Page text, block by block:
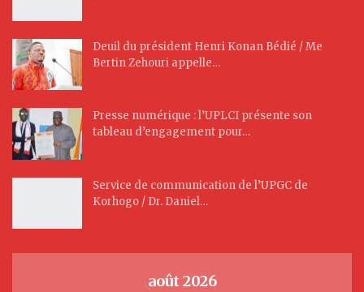
Deuil du président Henri Konan Bédié / Me
Bertin Zehouri appelle…
Presse numérique : l’UPLCI présente son
tableau d’engagement pour…
Service de communication de l’UPGC de
Korhogo / Dr. Daniel…
août 2026